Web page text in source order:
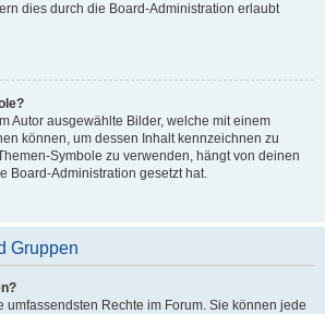
dies durch die Board-Administration erlaubt
Autor ausgewählte Bilder, welche mit einem
können, um dessen Inhalt kennzeichnen zu
Symbole zu verwenden, hängt von deinen
Board-Administration gesetzt hat.
Gruppen
umfassendsten Rechte im Forum. Sie können jede